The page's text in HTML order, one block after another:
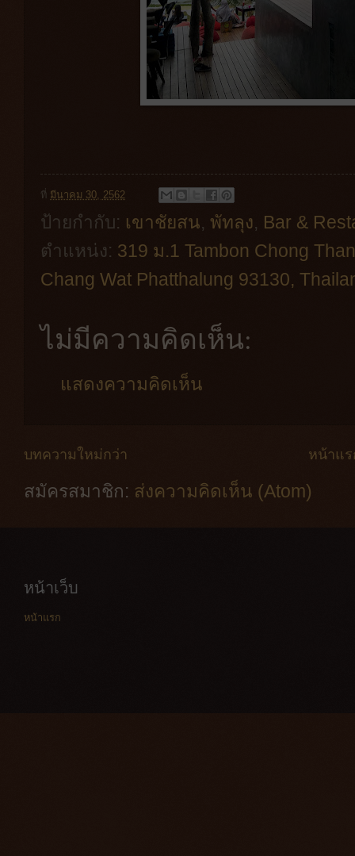
ที่ มีนาคม 30, 2562
ป้ายกำกับ: เขาชัยสน, พัทลุง, Bar &
ตำแหน่ง: 319 ม.1 Tambon Chong
Chang Wat Phatthalung 93130,
ไม่มีความคิดเห็น:
แสดงความคิดเห็น
บทความใหม่กว่า หน้าแร
สมัครสมาชิก: ส่งความคิดเห็น (Atom)
หน้าเว็บ
หน้าแรก